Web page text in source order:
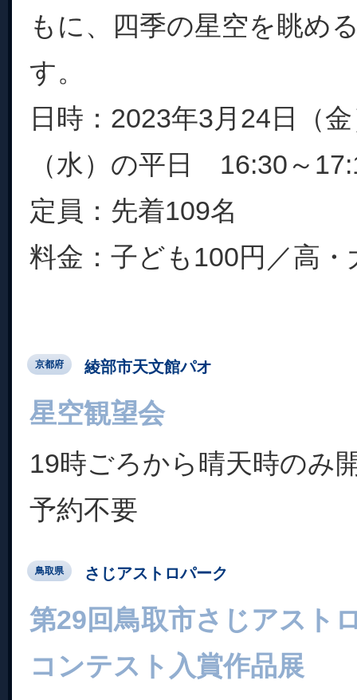
もに、四季の星空を眺め
す。
日時：2023年3月24日（
（水）の平日 16:30～
定員：先着109名
料金：子ども100円／高・
京都府 綾部市天文館パオ
星空観望会
19時ごろから晴天時のみ
予約不要
鳥取県 さじアストロパーク
第29回鳥取市さじアスト
コンテスト入賞作品展